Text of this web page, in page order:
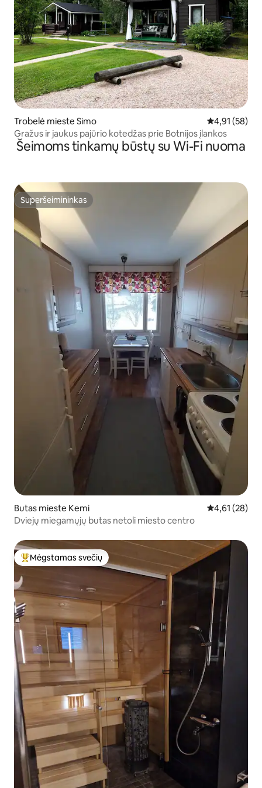
Trobelė mieste Simo Vidutinis
4,91 (58)
Gražus ir jaukus pajūrio kotedžas prie Botnijos įlankos
Šeimoms tinkamų būstų su Wi-Fi nuoma
Superšeimininkas
Superšeimininkas
Butas mieste Kemi Vidutinis
4,61 (28)
Dviejų miegamųjų butas netoli miesto centro
Svečių mėgstamiausias
Mėgstamas svečių